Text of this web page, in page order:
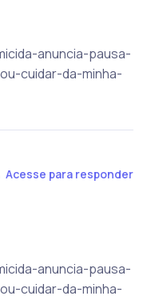
anuncia-pausa-
cuidar-da-minha-
Acesse para responder
anuncia-pausa-
cuidar-da-minha-